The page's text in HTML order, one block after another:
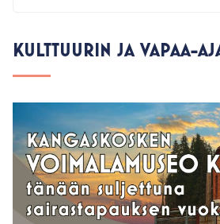
KULTTUURIN JA VAPAA-